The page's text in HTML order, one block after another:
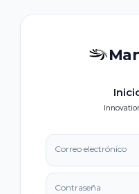
Correo electrónico
Contraseña